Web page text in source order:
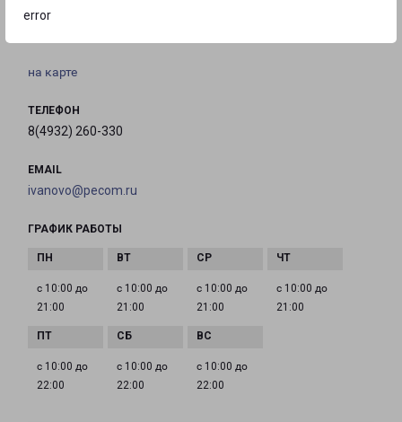
error
ИВАНОВО 8 МАРТА 32
на карте
ТЕЛЕФОН
8(4932) 260-330
EMAIL
ivanovo@pecom.ru
ГРАФИК РАБОТЫ
с 10:00 до
21:00
с 10:00 до
21:00
с 10:00 до
21:00
с 10:00 до
21:00
с 10:00 до
22:00
с 10:00 до
22:00
с 10:00 до
22:00